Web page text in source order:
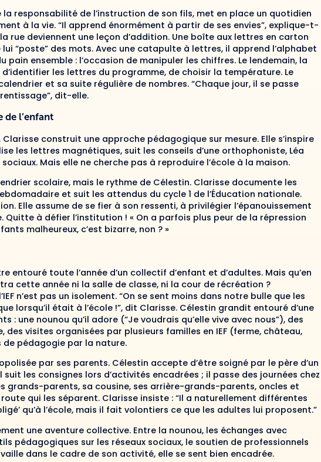
la responsabilité de l’instruction de son fils, met en place un quotidien
à la vie. “Il apprend énormément à partir de ses envies”, explique-t-
rue deviennent une leçon d’addition. Une boîte aux lettres en carton
“poste” des mots. Avec une catapulte à lettres, il apprend l’alphabet
pain ensemble : l’occasion de manipuler les chiffres. Le lendemain, la
les lettres du programme, de choisir la température. Le
et sa suite régulière de nombres. “Chaque jour, il se passe
dit-elle.
de l’enfant
construit une approche pédagogique sur mesure. Elle s’inspire
les lettres magnétiques, suit les conseils d’une orthophoniste, Léa
Mais elle ne cherche pas à reproduire l’école à la maison.
scolaire, mais le rythme de Célestin. Clarisse documente les
et suit les attendus du cycle 1 de l’Éducation nationale.
Elle assume de se fier à son ressenti, à privilégier l’épanouissement
à défier l’institution ! « On a parfois plus peur de la répression
malheureux, c’est bizarre, non ? »
entouré toute l’année d’un collectif d’enfant et d’adultes. Mais qu’en
cette année ni la salle de classe, ni la cour de récréation ?
n’est pas un isolement. “On se sent moins dans notre bulle que les
lorsqu’il était à l’école !”, dit Clarisse. Célestin grandit entouré d’une
: une nounou qu’il adore (“Je voudrais qu’elle vive avec nous”), des
des visites organisées par plusieurs familles en IEF (ferme, château,
pédagogie par la nature.
par ses parents. Célestin accepte d’être soigné par le père d’un
les consignes lors d’activités encadrées ; il passe des journées chez
grands-parents, sa cousine, ses arrière-grands-parents, oncles et
qui les séparent. Clarisse insiste : “Il a naturellement différentes
qu’à l’école, mais il fait volontiers ce que les adultes lui proposent.”
une aventure collective. Entre la nounou, les échanges avec
pédagogiques sur les réseaux sociaux, le soutien de professionnels
dans le cadre de son activité, elle se sent bien encadrée.